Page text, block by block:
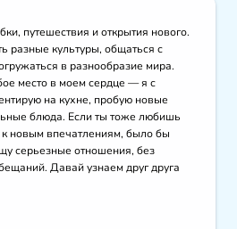
путешествия и открытия нового.
разные культуры, общаться с
в разнообразие мира.
место в моем сердце — я с
на кухне, пробую новые
блюда. Если ты тоже любишь
новым впечатлениям, было бы
серьезные отношения, без
Давай узнаем друг друга